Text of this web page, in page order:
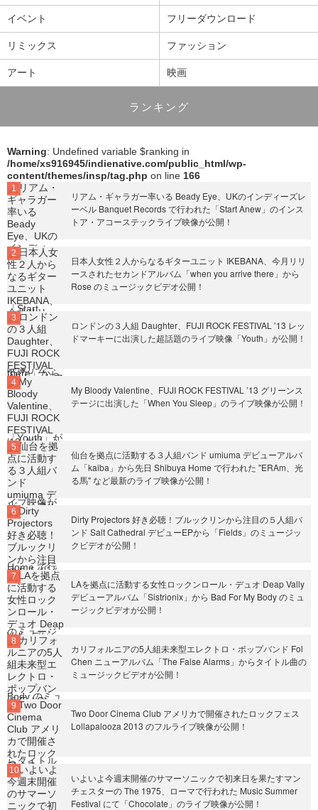
イベント フリーダウンロード
リミックス ファッション
アート 映画
ランキング
Warning: Undefined variable $ranking in
/home/xs916945/indienative.com/public_html/wp-
content/themes/insp/tag.php on line 166
リアム・ギャラガー率いる Beady Eye、UKのインディーズレ
ーベル Banquet Records で行われた「Start Anew」のインス
トア・アコーステックライブ映像が公開！
日本人女性２人からなるギターユニット IKEBANA、今月リリ
ースされたセカンドアルバム「when you arrive there」から
Rose のミュージックビデオ公開！
ロンドンの３人組 Daughter、FUJI ROCK FESTIVAL ’13 レッ
ドマーキーに出演した超話題のライブ映像「Youth」が公開！
My Bloody Valentine、FUJI ROCK FESTIVAL ’13 グリーンス
テージに出演した「When You Sleep」のライブ映像が公開！
仙台を拠点に活動する３人組バンド umiuma デビューアルバ
ム「kaiba」から先日 Shibuya Home で行われた "ERAm、光
る馬" など最新のライブ映像が公開！
Dirty Projectors 好き必聴！ブルックリンから注目の５人組バ
ンド Salt Cathedral デビューEPから「Fields」のミュージッ
クビデオが公開！
LAを拠点に活動する女性ロックンロール・デュオ Deap Vally
デビューアルバム「Sistrionix」から Bad For My Body のミュ
ージックビデオが公開！
カリフォルニアの5人組未来型エレクトロ・ポップバンド Fol
Chen ニューアルバム「The False Alarms」からタイトル曲の
ミュージックビデオが公開！
Two Door Cinema Club アメリカで開催されたロックフェス
Lollapalooza 2013 のフルライブ映像が公開！
いよいよ今週末開催のサマーソニックで初来日を果たすマン
チェスターの The 1975、ローマで行われた Music Summer
Festival にて「Chocolate」のライブ映像が公開！